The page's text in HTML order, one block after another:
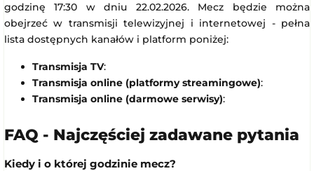
godzinę 17:30 w dniu 22.02.2026. Mecz będzie można
obejrzeć w transmisji telewizyjnej i internetowej - pełna
lista dostępnych kanałów i platform poniżej:
Transmisja TV:
Transmisja online (platformy streamingowe):
Transmisja online (darmowe serwisy):
FAQ - Najczęściej zadawane pytania
Kiedy i o której godzinie mecz?